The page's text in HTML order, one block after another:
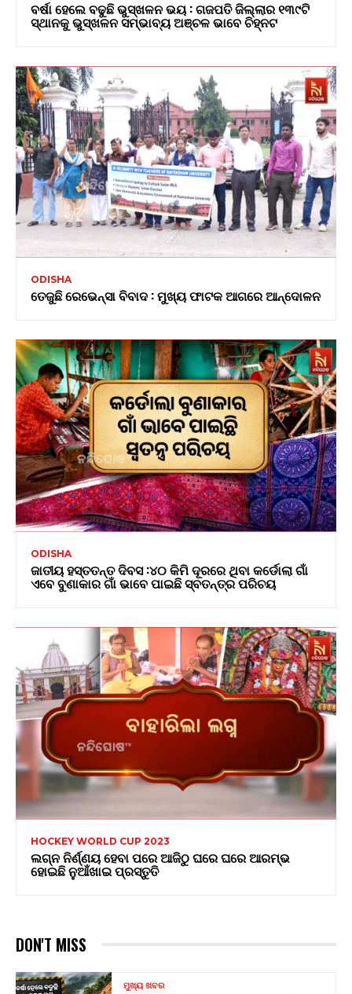
ବର୍ଷା ହେଲେ ବଢୁଛି ଭୁସ୍ଖଳନ ଭୟ : ଗଜପତି ଜିଲ୍ଲାର ୧୩୯ଟି
ସ୍ଥାନକୁ ଭୁସ୍ଖଳନ ସମ୍ଭାବ୍ୟ ଅଞ୍ଚଳ ଭାବେ ଚିହ୍ନଟ
ODISHA
ତେଜୁଛି ରେଭେନ୍ସା ବିବାଦ : ମୁଖ୍ୟ ଫାଟକ ଆଗରେ ଆନ୍ଦୋଳନ
ODISHA
ଜାତୀୟ ହସ୍ତତନ୍ତ ଦିବସ :୪୦ କିମି ଦୂରରେ ଥିବା କର୍ଡୋଲା ଗାଁ
ଏବେ ବୁଣାକାର ଗାଁ ଭାବେ ପାଇଛି ସ୍ବତନ୍ତ୍ର ପରିଚୟ
HOCKEY WORLD CUP 2023
ଲଗ୍ନ ନିର୍ଣ୍ଣୟ ହେବା ପରେ ଆଜିଠୁ ଘରେ ଘରେ ଆରମ୍ଭ
ହୋଇଛି ନୁଆଁଖାଇ ପ୍ରସ୍ତୁତି
DON'T MISS
ମୁଖ୍ୟ ଖବର